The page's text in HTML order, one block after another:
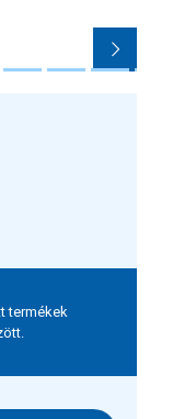
termékek